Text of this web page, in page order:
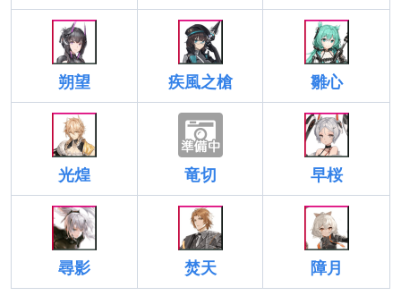
朔望 疾風之槍 雛心
光煌 竜切 早桜
尋影 焚天 障月